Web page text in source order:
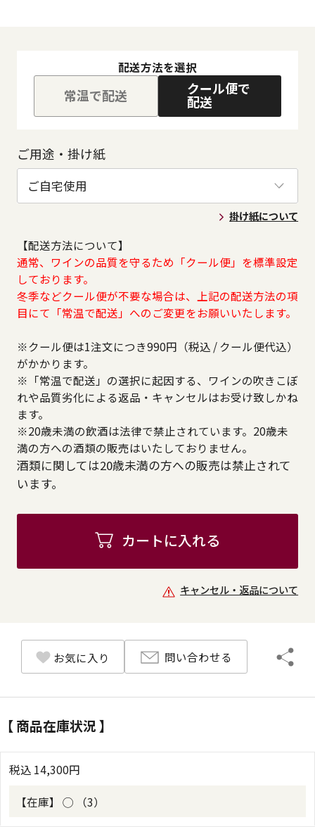
配送方法を選択
常温で配送 クール便で
配送
ご用途・掛け紙
掛け紙について
【配送方法について】
通常、ワインの品質を守るため「クール便」を標準設定
しております。
冬季などクール便が不要な場合は、上記の配送方法の項
目にて「常温で配送」へのご変更をお願いいたします。
※クール便は1注文につき990円（税込 / クール便代込）
がかかります。
※「常温で配送」の選択に起因する、ワインの吹きこぼ
れや品質劣化による返品・キャンセルはお受け致しかね
ます。
※20歳未満の飲酒は法律で禁止されています。20歳未
満の方への酒類の販売はいたしておりません。
酒類に関しては20歳未満の方への販売は禁止されて
います。
カートに入れる
キャンセル・返品について
お気に入り 問い合わせる
【 商品在庫状況 】
税込 14,300円
【在庫】 ◯ （3）